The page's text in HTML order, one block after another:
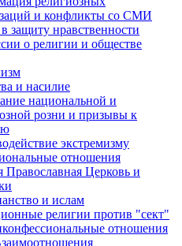
и конфликты со СМИ
защиту нравственности
о религии и обществе
и насилие
национальной и
розни и призывы к
экстремизму
отношения
Православная Церковь и
и ислам
религии против "сект"
отношения